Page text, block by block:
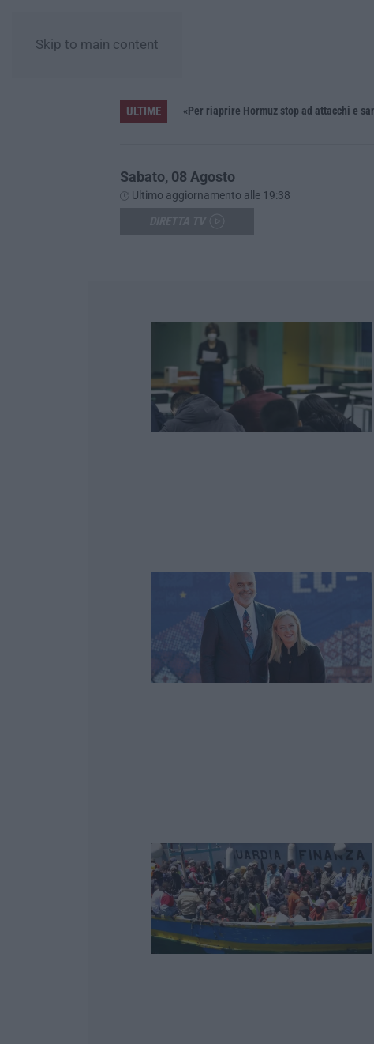
Skip to main content
ULTIME
Pride, la “prima volta” dell’onda arcobaleno a Catanzaro. In migliaia in marcia per i diritti e la libertà – FOTO «Per riaprire Hormuz stop ad attacchi e
Sabato, 08 Agosto
Ultimo aggiornamento alle 19:38